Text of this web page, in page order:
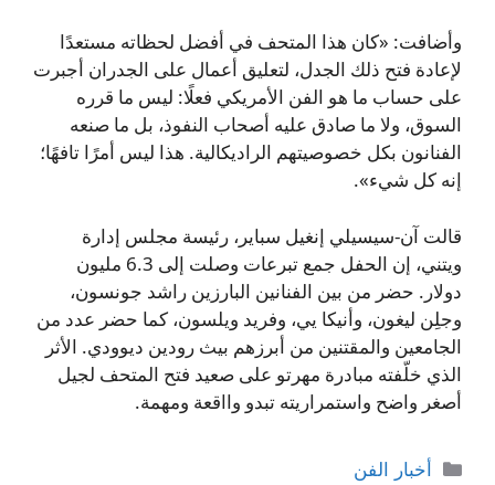
وأضافت: «كان هذا المتحف في أفضل لحظاته مستعدًا
لإعادة فتح ذلك الجدل، لتعليق أعمال على الجدران أجبرت
على حساب ما هو الفن الأمريكي فعلًا: ليس ما قرره
السوق، ولا ما صادق عليه أصحاب النفوذ، بل ما صنعه
الفنانون بكل خصوصيتهم الراديكالية. هذا ليس أمرًا تافهًا؛
إنه كل شيء».
قالت آن-سيسيلي إنغيل سباير، رئيسة مجلس إدارة
ويتني، إن الحفل جمع تبرعات وصلت إلى 6.3 مليون
دولار. حضر من بين الفنانين البارزين راشد جونسون،
وجلِن ليغون، وأنيكا يي، وفريد ويلسون، كما حضر عدد من
الجامعين والمقتنين من أبرزهم بيث رودين ديوودي. اﻷثر
الذي خلّفته مبادرة مهرتو على صعيد فتح المتحف لجيل
أصغر واضح واستمراريته تبدو وااقعة ومهمة.
التصنيفات
أخبار الفن